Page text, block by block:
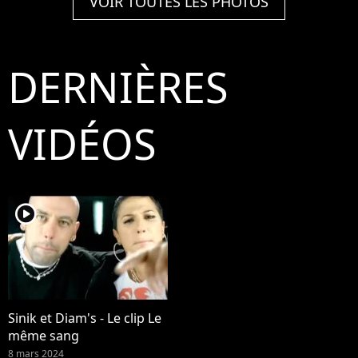
DERNIÈRES
VIDÉOS
player2
Sinik et Diam's - Le clip Le
même sang
8 mars 2024